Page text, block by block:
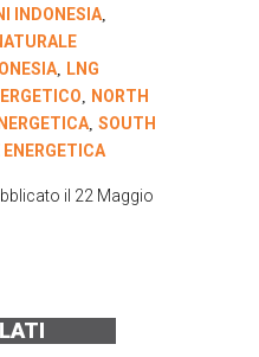
INDONESIA,
, LNG
, NORTH
, SOUTH
il 22 Maggio